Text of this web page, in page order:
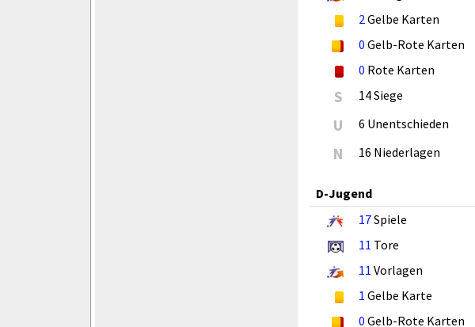
2Gelbe Karten
0 Gelb-Rote Karten
0 Rote Karten
S 14 Siege
U 6 Unentschieden
N 16 Niederlagen
D-Jugend
17Spiele
11 Tore
11 Vorlagen
1 Gelbe Karte
0 Gelb-Rote Karten